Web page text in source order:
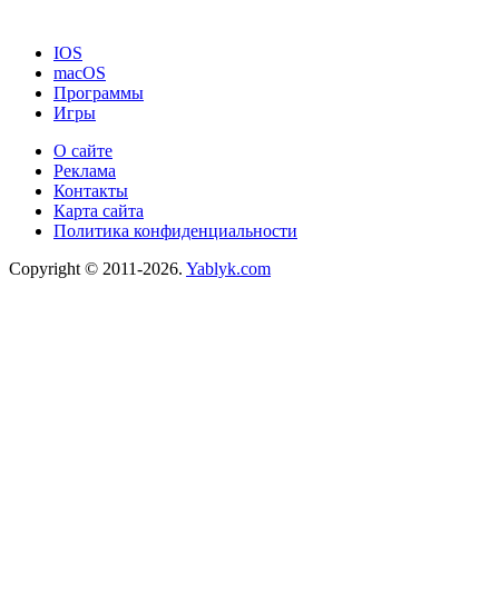
IOS
macOS
Программы
Игры
О сайте
Реклама
Контакты
Карта сайта
Политика конфиденциальности
Copyright © 2011-2026. Yablyk.сom